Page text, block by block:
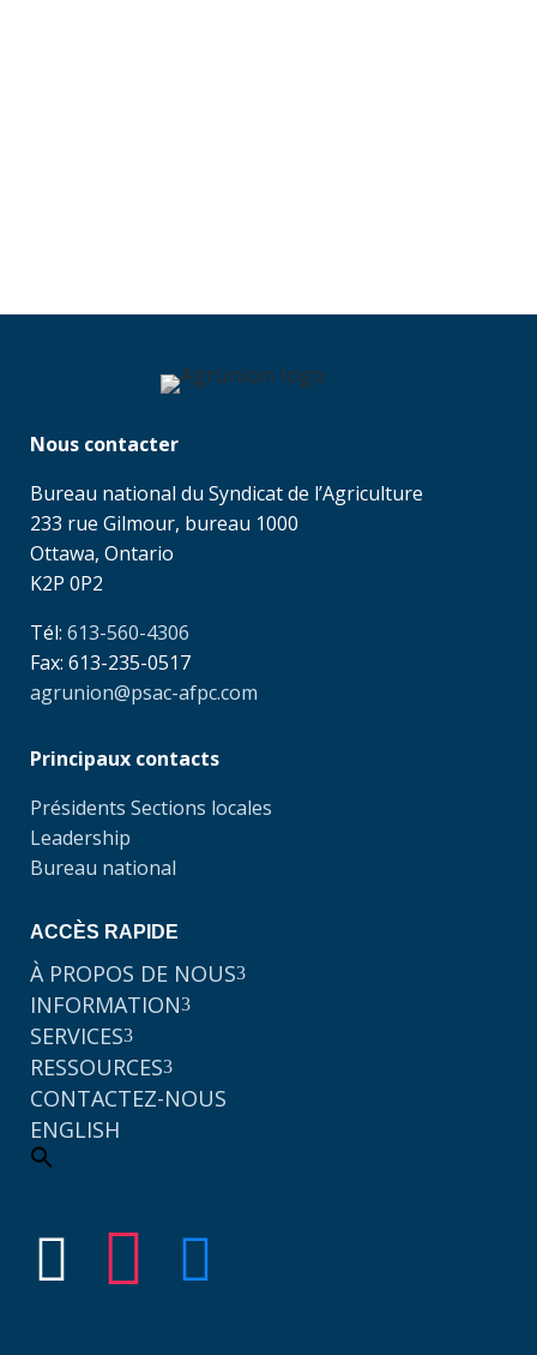
Nous contacter
Bureau national du Syndicat de l’Agriculture
233 rue Gilmour, bureau 1000
Ottawa, Ontario
K2P 0P2
Tél: 613-560-4306
Fax: 613-235-0517
agrunion@psac-afpc.com
Principaux contacts
Présidents Sections locales
Leadership
Bureau national
ACCÈS RAPIDE
À PROPOS DE NOUS3
INFORMATION3
SERVICES3
RESSOURCES3
CONTACTEZ-NOUS
ENGLISH
Search